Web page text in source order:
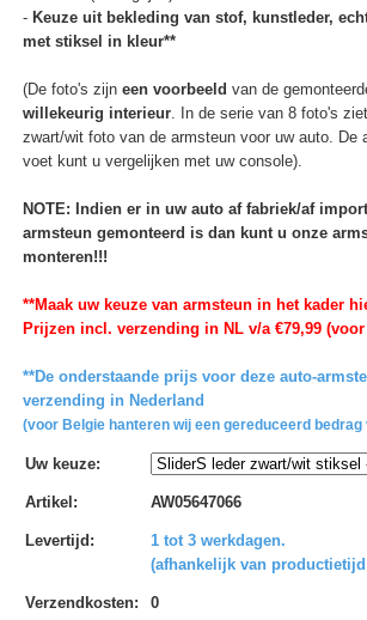
- Keuze uit bekleding van stof, kunstleder,
met stiksel in kleur**
(De foto's zijn een voorbeeld van de
willekeurig interieur. In de serie van 8 foto's
zwart/wit foto van de armsteun voor uw auto. De
voet kunt u vergelijken met uw console).
NOTE: Indien er in uw auto af fabriek/af
armsteun gemonteerd is dan kunt u onze
monteren!!!
**Maak uw keuze van armsteun in het kader
Prijzen incl. verzending in NL v/a €79,99
**De onderstaande prijs voor deze auto-
verzending in Nederland
(voor Belgie hanteren wij een gereduceerd bedrag
Uw keuze:
Artikel : AW05647066
Levertijd :
1 tot 3 werkdagen.
(afhankelijk van
Verzendkosten: 0